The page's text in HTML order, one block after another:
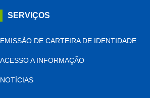
SERVIÇOS
EMISSÃO DE CARTEIRA DE IDENTIDADE
ACESSO A INFORMAÇÃO
NOTÍCIAS